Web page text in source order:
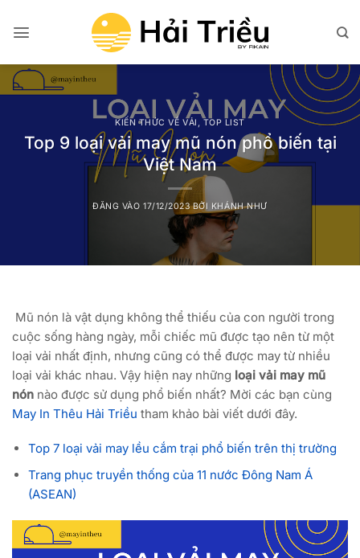
qua
dung
KIẾN THỨC VỀ VẢI , TOP LIST
Top 9 loại vải may mũ nón phổ biến tại
Việt Nam
ĐĂNG VÀO17/12/2023 BỞI KHÁNH NHƯ
Mũ nón là vật dụng không thể thiếu của con người trong
cuộc sống hàng ngày, mỗi chiếc mũ được tạo nên từ một
loại vải nhất định, nhưng cũng có thể được may từ nhiều
loại vải khác nhau. Vậy hiện nay những loại vải may mũ
nón nào được sử dụng phổ biến nhất? Mời các bạn cùng
May In Thêu Hải Triều tham khảo bài viết dưới đây.
Top 7 loại vải may lều cắm trại phổ biến trên thị trường
Trang phục truyền thống của 11 nước Đông Nam Á
(ASEAN)